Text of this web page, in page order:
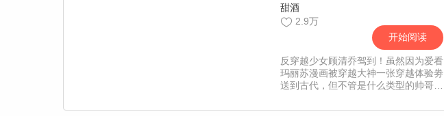
脑
甜酒
2.9万
开始阅读
反穿越少女顾清乔驾到！虽然因为爱看
玛丽苏漫画被穿越大神一张穿越体验劵
送到古代，但不管是什么类型的帅哥也
美男也似乎“别有居心”，且看脑洞少女